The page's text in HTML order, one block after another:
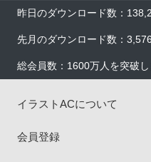
昨日のダウンロード数：
先月のダウンロード数：
総会員数：1600万人を突破し
イラストACについて
会員登録